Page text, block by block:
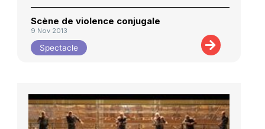
Scène de violence conjugale
9 Nov 2013
Spectacle